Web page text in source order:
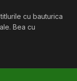
cu bauturica
Bea cu